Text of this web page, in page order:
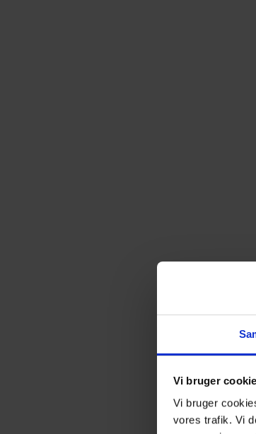
Vi bruger
Vi bruger
vores trafik. Vi